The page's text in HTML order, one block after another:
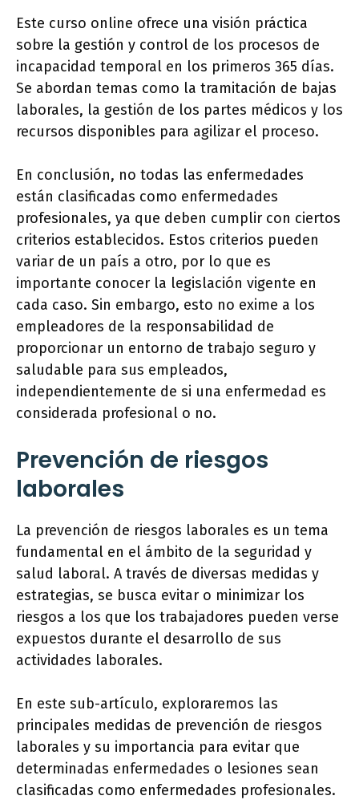
Este curso online ofrece una visión práctica
sobre la gestión y control de los procesos de
incapacidad temporal en los primeros 365 días.
Se abordan temas como la tramitación de bajas
laborales, la gestión de los partes médicos y los
recursos disponibles para agilizar el proceso.
En conclusión, no todas las enfermedades
están clasificadas como enfermedades
profesionales, ya que deben cumplir con ciertos
criterios establecidos. Estos criterios pueden
variar de un país a otro, por lo que es
importante conocer la legislación vigente en
cada caso. Sin embargo, esto no exime a los
empleadores de la responsabilidad de
proporcionar un entorno de trabajo seguro y
saludable para sus empleados,
independientemente de si una enfermedad es
considerada profesional o no.
Prevención de riesgos
laborales
La prevención de riesgos laborales es un tema
fundamental en el ámbito de la seguridad y
salud laboral. A través de diversas medidas y
estrategias, se busca evitar o minimizar los
riesgos a los que los trabajadores pueden verse
expuestos durante el desarrollo de sus
actividades laborales.
En este sub-artículo, exploraremos las
principales medidas de prevención de riesgos
laborales y su importancia para evitar que
determinadas enfermedades o lesiones sean
clasificadas como enfermedades profesionales.